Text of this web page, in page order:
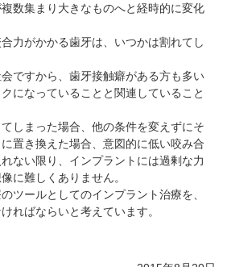
数集まり大きなものへと経時的に変化
力がかかる歯牙は、いつかは割れてし
ですから、歯牙接触癖がある方も多い
になっていることと関連していること
しまった場合、他の条件を変えずにそ
置き換えた場合、意図的に低い咬み合
ない限り、インプラントには過剰な力
に難しくありません。
ツールとしてのインプラント治療を、
ればならいと考えています。